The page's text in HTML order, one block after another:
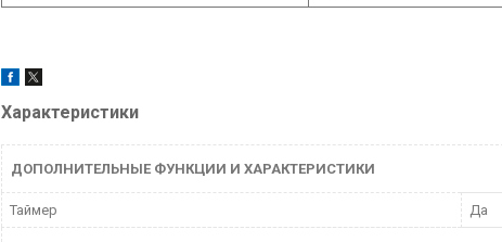
Характеристики
ДОПОЛНИТЕЛЬНЫЕ ФУНКЦИИ И ХАРАКТЕРИСТИКИ
Таймер Да